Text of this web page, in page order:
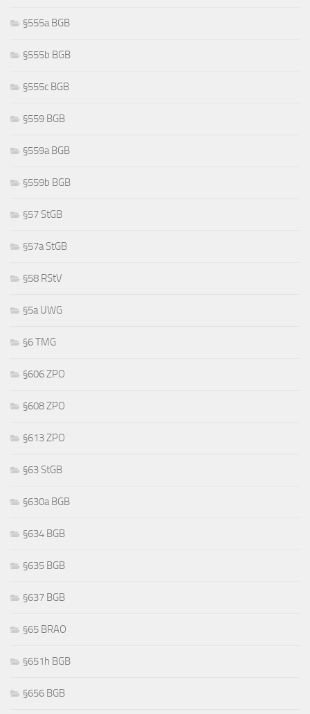
§555a BGB
§555b BGB
§555c BGB
§559 BGB
§559a BGB
§559b BGB
§57 StGB
§57a StGB
§58 RStV
§5a UWG
§6 TMG
§606 ZPO
§608 ZPO
§613 ZPO
§63 StGB
§630a BGB
§634 BGB
§635 BGB
§637 BGB
§65 BRAO
§651h BGB
§656 BGB